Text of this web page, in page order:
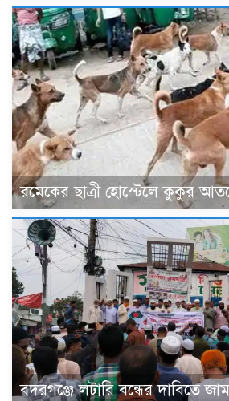
রমেকের ছাত্রী হোস্টেলে কুকুর
বদরগঞ্জে লটারি বন্ধের দাবিতে